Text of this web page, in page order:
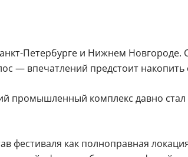
Петербурге и Нижнем Новгороде.
— впечатлений предстоит накопить
промышленный комплекс давно стал
фестиваля как полноправная